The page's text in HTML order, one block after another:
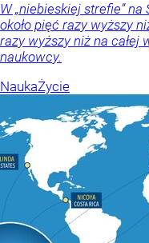
W „niebieskiej strefie”
około pięć razy wyższy
razy wyższy niż na całej
naukowcy.
NaukaŻycie